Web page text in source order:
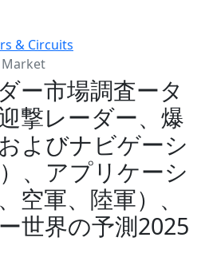
& Circuits
Market
ー市場調査ータ
撃レーダー、爆
よびナビゲーシ
、アプリケーシ
空軍、陸軍）、
世界の予測2025